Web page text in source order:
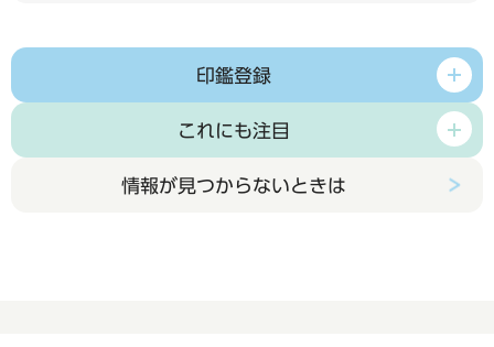
印鑑登録
これにも注目
情報が見つからないときは